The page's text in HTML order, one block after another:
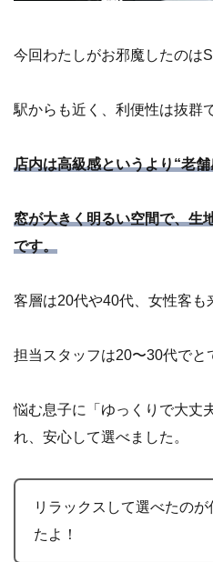
今回わたしがお邪魔したのは
駅からも近く、利便性は抜群
店内は高級感というより“老舗
窓が大きく明るい空間で、生
です。
客層は20代や40代、女性客も
担当スタッフは20〜30代でと
悩む息子に「ゆっくりで大丈
れ、安心して選べました。
リラックスして選べたのが
たよ！